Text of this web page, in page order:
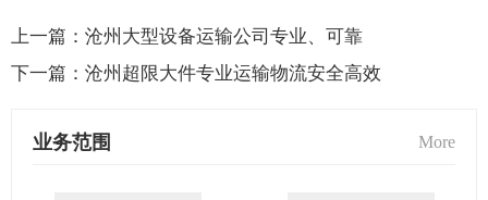
上一篇： 沧州大型设备运输公司专业、可靠
下一篇： 沧州超限大件专业运输物流安全高效
业务范围 More